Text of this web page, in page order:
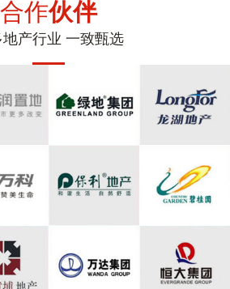
合作伙伴
地产行业 一致甄选